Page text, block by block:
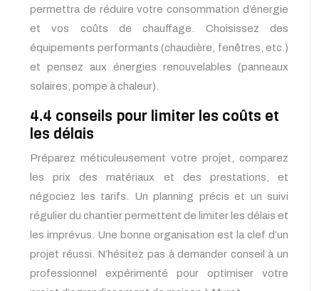
permettra de réduire votre consommation d’énergie
et vos coûts de chauffage. Choisissez des
équipements performants (chaudière, fenêtres, etc.)
et pensez aux énergies renouvelables (panneaux
solaires, pompe à chaleur).
4.4 conseils pour limiter les coûts et
les délais
Préparez méticuleusement votre projet, comparez
les prix des matériaux et des prestations, et
négociez les tarifs. Un planning précis et un suivi
régulier du chantier permettent de limiter les délais et
les imprévus. Une bonne organisation est la clef d’un
projet réussi. N’hésitez pas à demander conseil à un
professionnel expérimenté pour optimiser votre